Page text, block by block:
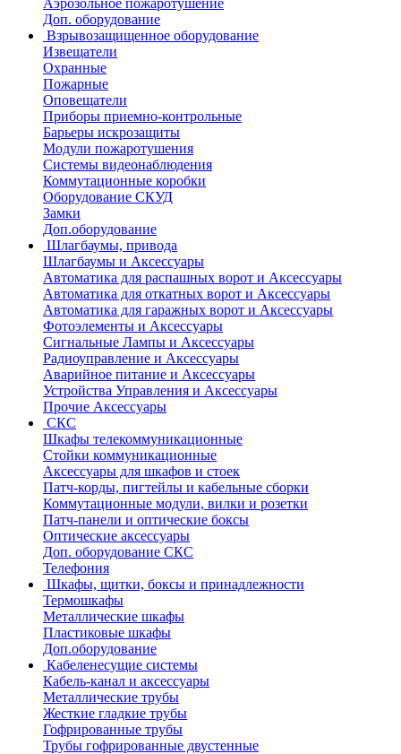
Аэрозольное пожаротушение
Доп. оборудование
Взрывозащищенное оборудование
Извещатели
Охранные
Пожарные
Оповещатели
Приборы приемно-контрольные
Барьеры искрозащиты
Модули пожаротушения
Системы видеонаблюдения
Коммутационные коробки
Оборудование СКУД
Замки
Доп.оборудование
Шлагбаумы, привода
Шлагбаумы и Аксессуары
Автоматика для распашных ворот и Аксессуары
Автоматика для откатных ворот и Аксессуары
Автоматика для гаражных ворот и Аксессуары
Фотоэлементы и Аксессуары
Сигнальные Лампы и Аксессуары
Радиоуправление и Аксессуары
Аварийное питание и Аксессуары
Устройства Управления и Аксессуары
Прочие Аксессуары
СКС
Шкафы телекоммуникационные
Стойки коммуникационные
Аксессуары для шкафов и стоек
Патч-корды, пигтейлы и кабельные сборки
Коммутационные модули, вилки и розетки
Патч-панели и оптические боксы
Оптические аксессуары
Доп. оборудование СКС
Телефония
Шкафы, щитки, боксы и принадлежности
Термошкафы
Металлические шкафы
Пластиковые шкафы
Доп.оборудование
Кабеленесущие системы
Кабель-канал и аксессуары
Металлические трубы
Жесткие гладкие трубы
Гофрированные трубы
Трубы гофрированные двустенные